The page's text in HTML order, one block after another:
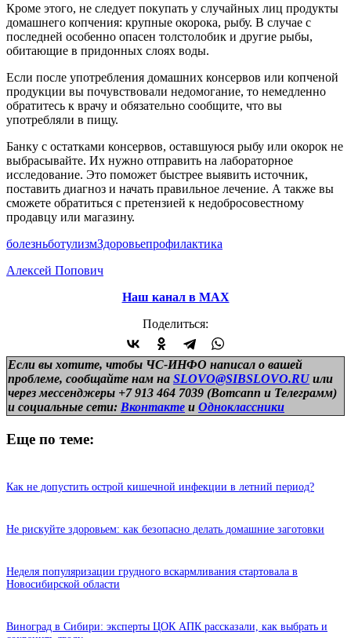
Кроме этого, не следует покупать у случайных лиц продукты
домашнего копчения: крупные окорока, рыбу. В случае с
последней особенно опасен толстолобик и другие рыбы,
обитающие в придонных слоях воды.
Если после употребления домашних консервов или копченой
продукции вы почувствовали недомогание, то немедленно
обратитесь к врачу и обязательно сообщите, что вы
употребляли в пищу.
Банку с остатками консервов, оставшуюся рыбу или окорок не
выбрасывайте. Их нужно отправить на лабораторное
исследование. Это поможет быстрее выявить источник,
поставить диагноз и начать правильное лечение. А также вы
сможете обратиться с претензией к недобросовестному
продавцу или магазину.
болезньботулизмЗдоровьепрофилактика
Алексей Попович
Наш канал в МАХ
Поделиться:
Если вы хотите, чтобы ЧС-ИНФО написал о вашей
проблеме, сообщайте нам на SLOVO@SIBSLOVO.RU или
через мессенджеры +7 913 464 7039 (Вотсапп и Телеграмм)
и социальные сети: Вконтакте и Одноклассники
Еще по теме:
Как не допустить острой кишечной инфекции в летний период?
Не рискуйте здоровьем: как безопасно делать домашние заготовки
Неделя популяризации грудного вскармливания стартовала в
Новосибирской области
Виноград в Сибири: эксперты ЦОК АПК рассказали, как выбрать и